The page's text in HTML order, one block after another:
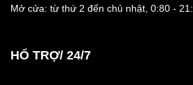
Mở cửa: từ thứ 2 đến chủ nhật, 0:80 -
HỔ TRỢ/ 24/7